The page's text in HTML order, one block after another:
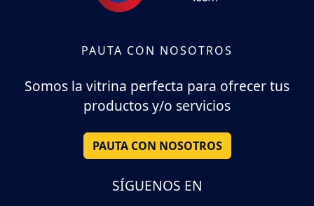
PAUTA CON NOSOTROS
Somos la vitrina perfecta para ofrecer tus
productos y/o servicios
PAUTA CON NOSOTROS
SÍGUENOS EN